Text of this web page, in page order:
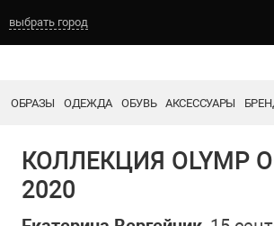
выбрать город
КЕМЕРОВО
БАРНАУЛ
ОБРАЗЫ ОДЕЖДА ОБУВЬ АКСЕССУАРЫ
КОЛЛЕКЦИЯ OLYMP
2020